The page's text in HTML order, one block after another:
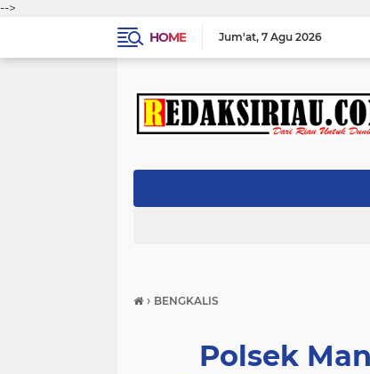
-->
HOME
Jum'at 7 Agu 2026
› BENGKALIS
Polsek